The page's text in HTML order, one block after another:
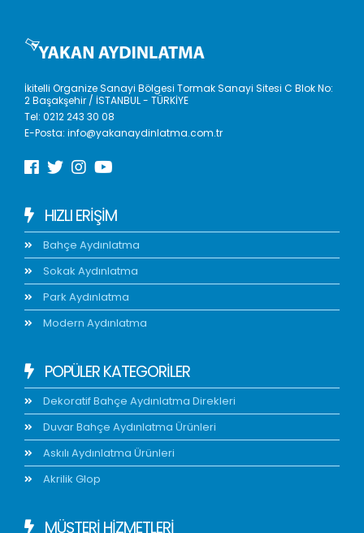
İkitelli Organize Sanayi Bölgesi Tormak Sanayi Sitesi C Blok No:
2 Başakşehir / İSTANBUL - TÜRKİYE
Tel:0212 243 30 08
E-Posta:info@yakanaydinlatma.com.tr
HIZLI ERIŞIM
Bahçe Aydınlatma
Sokak Aydınlatma
Park Aydınlatma
Modern Aydınlatma
POPÜLER KATEGORİLER
Dekoratif Bahçe Aydınlatma Direkleri
Duvar Bahçe Aydınlatma Ürünleri
Askılı Aydınlatma Ürünleri
Akrilik Glop
MÜŞTERİ HİZMETLERİ